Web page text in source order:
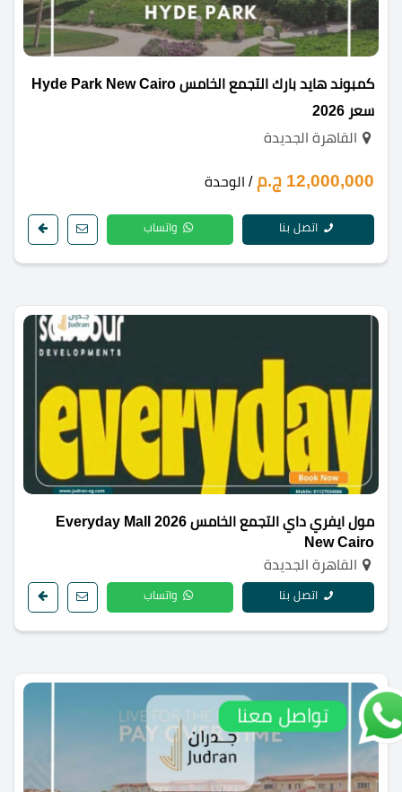
كمبوند هايد بارك التجمع الخامس Hyde Park New Cairo
سعر 2026
القاهرة الجديدة
12,000,000 ج.م / الوحدة
اتصل بنا واتساب
مول ايفري داي التجمع الخامس 2026 Everyday Mall
New Cairo
القاهرة الجديدة
اتصل بنا واتساب
تواصل معنا